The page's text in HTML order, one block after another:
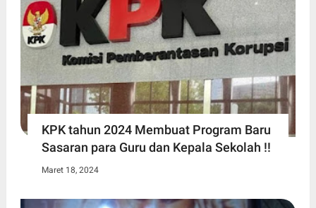
KPK tahun 2024 Membuat Program Baru
Sasaran para Guru dan Kepala Sekolah !!
Maret 18, 2024